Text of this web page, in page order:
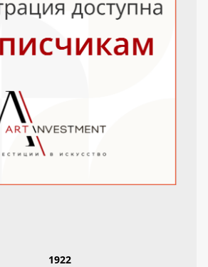
1922